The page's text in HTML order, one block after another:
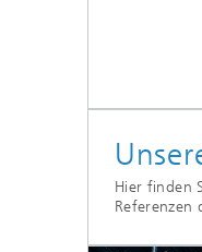
Hier finden